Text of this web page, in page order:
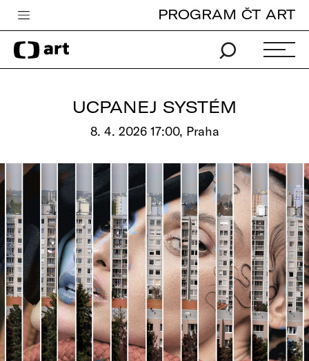
Česká televize
Zpravodajství
Pro děti
edu
Vše o ČT
PROGRAM ČT ART
UCPANEJ SYSTÉM
8. 4. 2026 17:00, Praha